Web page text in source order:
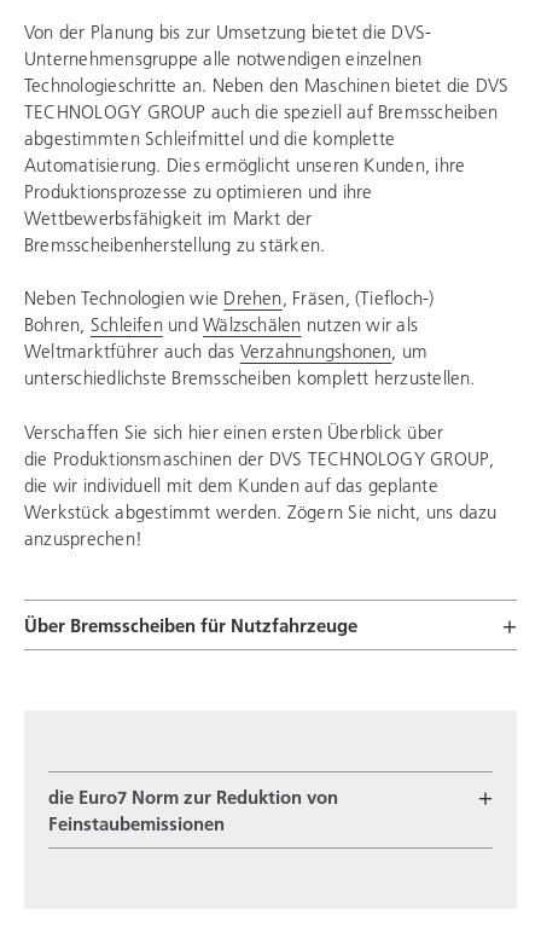
Von der Planung bis zur Umsetzung bietet die DVS-
Unternehmensgruppe alle notwendigen einzelnen
Technologieschritte an. Neben den Maschinen bietet die DVS
TECHNOLOGY GROUP auch die speziell auf Bremsscheiben
abgestimmten Schleifmittel und die komplette
Automatisierung. Dies ermöglicht unseren Kunden, ihre
Produktionsprozesse zu optimieren und ihre
Wettbewerbsfähigkeit im Markt der
Bremsscheibenherstellung zu stärken.
Neben Technologien wie Drehen, Fräsen, (Tiefloch-)
Bohren, SchleifenundWälzschälen nutzen wir als
Weltmarktführer auch das Verzahnungshonen, um
unterschiedlichste Bremsscheiben komplett herzustellen.
Verschaffen Sie sich hier einen ersten Überblick über
die Produktionsmaschinen der DVS TECHNOLOGY GROUP
die wir individuell mit dem Kunden auf das geplante
Werkstück abgestimmt werden. Zögern Sie nicht, uns dazu
anzusprechen!
Über Bremsscheiben für Nutzfahrzeuge
die Euro7 Norm zur Reduktion von
Feinstaubemissionen